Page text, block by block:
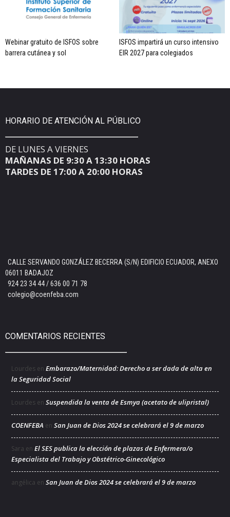
Webinar gratuito de ISFOS sobre
barrera cutánea y sol
ISFOS impartirá un curso intensivo
EIR 2027 para colegiados
HORARIO DE ATENCIÓN AL PÚBLICO
DE LUNES A VIERNES
MAÑANAS DE 9:30 A 13:30 HORAS
TARDES DE 17:00 A 20:00 HORAS
CALLE SERVANDO GONZÁLEZ BECERRA (S/N) EDIFICIO ECUADOR, ANEXO
06011 BADAJOZ
924 23 34 44 / 636 00 71 78
colegio@coenfeba.com
COMENTARIOS RECIENTES
Lourdes en Embarazo/Maternidad: Derecho a ser dada de alta en
la Seguridad Social
Lourdes en Suspendida la venta de Esmya (acetato de ulipristal)
COENFEBA en San Juan de Dios 2024 se celebrará el 9 de marzo
Sara en El SES publica la elección de plazas de Enfermera/o
Especialista del Trabajo y Obstétrico-Ginecológico
angélica en San Juan de Dios 2024 se celebrará el 9 de marzo